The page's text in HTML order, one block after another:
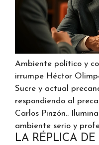
Ambiente político y
irrumpe Héctor
Sucre y actual
respondiendo al
Carlos Pinzón..
ambiente serio y
LA RÉPLICA DE